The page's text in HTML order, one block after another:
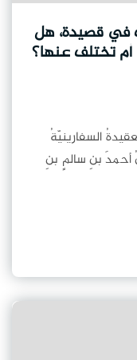
في قصيدة، هل
أم تختلف عنها؟
السفارينيّةُ
بنِ سالمٍ بنِ